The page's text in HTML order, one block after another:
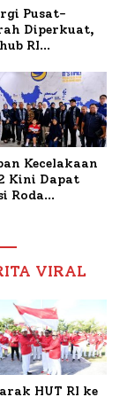
Pusat-
Diperkuat,
RI
Bahas
KM
Sentosa II
Kecelakaan
Kini Dapat
Roda
Nabil
VIRAL
HUT RI ke